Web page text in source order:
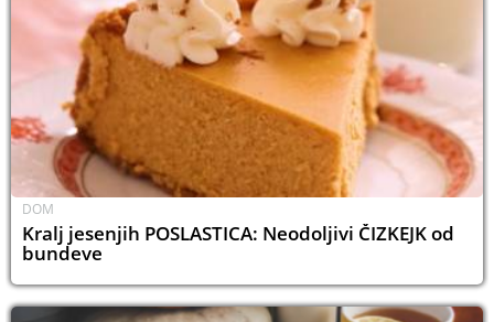
DOM
Kralj jesenjih POSLASTICA: Neodoljivi ČIZKEJK od
bundeve